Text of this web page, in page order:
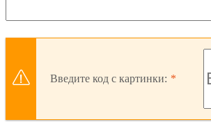
Введите код с картинки: